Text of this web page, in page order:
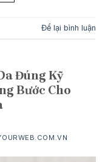
Để lại bình luận
Đúng Kỹ
Bước Cho